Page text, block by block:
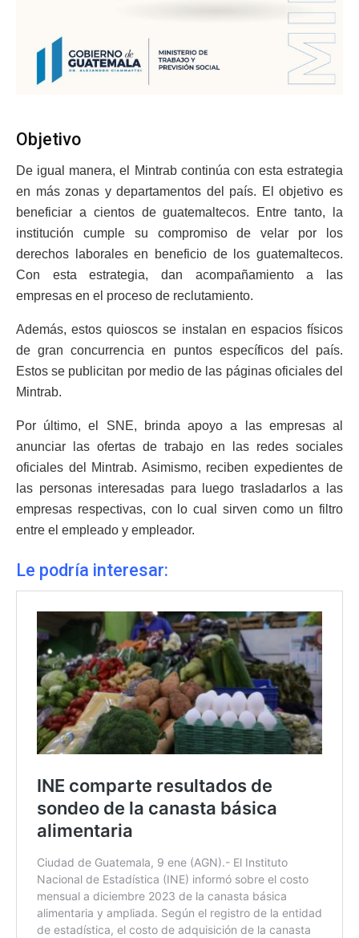
Objetivo
De igual manera, el Mintrab continúa con esta estrategia
en más zonas y departamentos del país. El objetivo es
beneficiar a cientos de guatemaltecos. Entre tanto, la
institución cumple su compromiso de velar por los
derechos laborales en beneficio de los guatemaltecos.
Con esta estrategia, dan acompañamiento a las
empresas en el proceso de reclutamiento.
Además, estos quioscos se instalan en espacios físicos
de gran concurrencia en puntos específicos del país.
Estos se publicitan por medio de las páginas oficiales del
Mintrab.
Por último, el SNE, brinda apoyo a las empresas al
anunciar las ofertas de trabajo en las redes sociales
oficiales del Mintrab. Asimismo, reciben expedientes de
las personas interesadas para luego trasladarlos a las
empresas respectivas, con lo cual sirven como un filtro
entre el empleado y empleador.
Le podría interesar: